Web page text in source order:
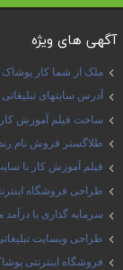
آگهی های ویژه
ملک از شما کار پوشاک
آدرس سایتهای تبلیغاتی
ساخت فیلم آموزش
طلاگستر فروش نام رند
فیلم آموزش کار با
طراحی فروشگاه
سرمایه گذاری با درآمد
طراحی وبسایت
فروشگاه اینترنتی